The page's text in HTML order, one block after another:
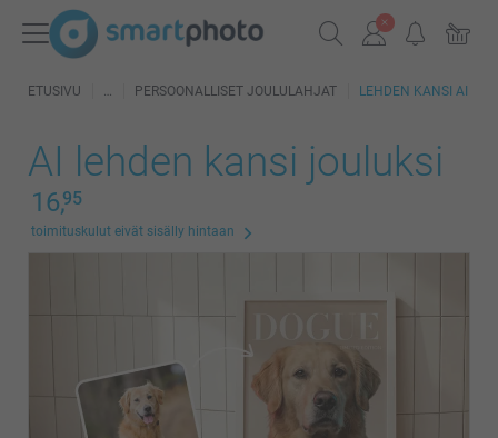
ETUSIVU PERSOONALLISET JOULULAHJAT LEHDEN KANSI AI
AI lehden kansi jouluksi
16,95
toimituskulut eivät sisälly hintaan